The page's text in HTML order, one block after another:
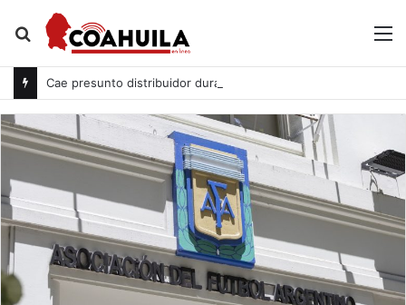
Buscar
Cae presunto distribuidor durante cateo en Acuña